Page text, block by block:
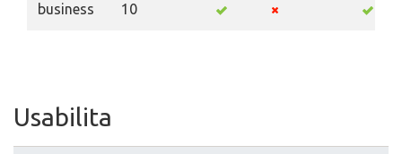
business 10
Usabilita